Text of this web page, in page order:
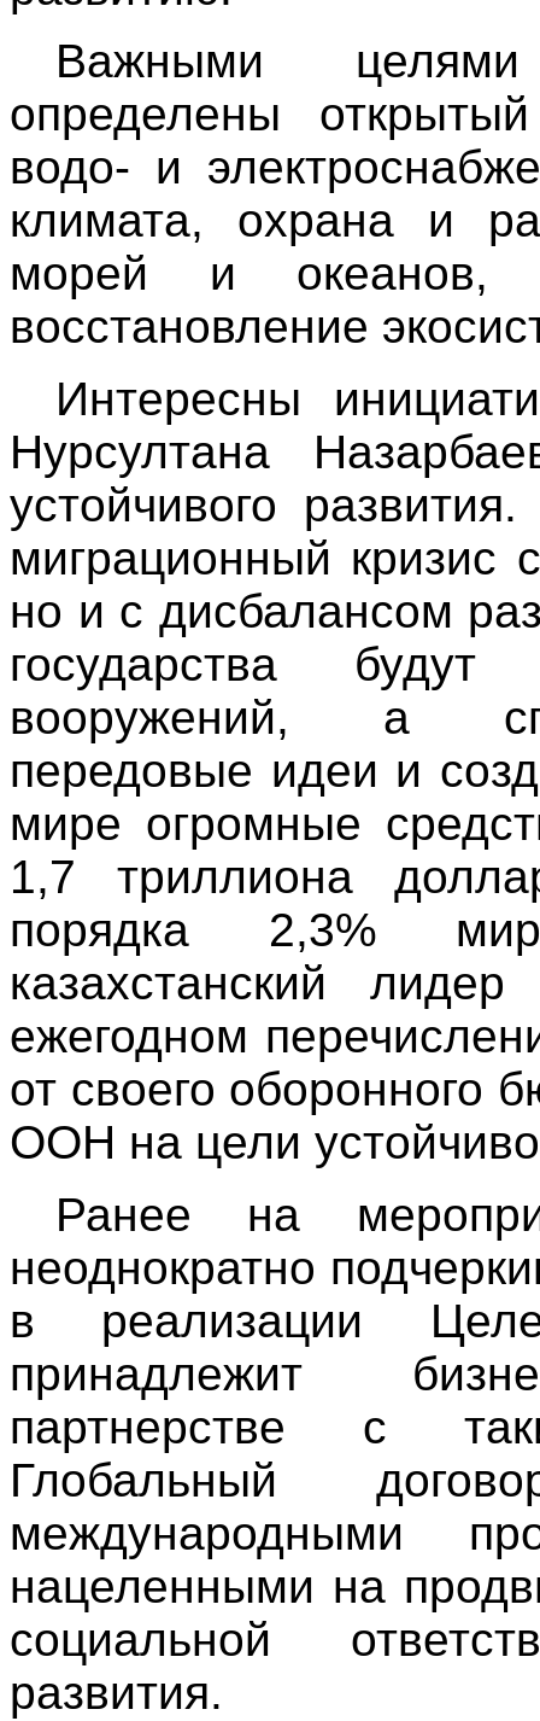
Важными целями
определены
водо- и
климата, охрана и
морей и океанов,
восстановление
Интересны
Нурсултана
устойчивого
миграционный кризис
но и с дисбалансом
государства
вооружений, а
передовые идеи и
мире огромные
1,7 триллиона
порядка 2,3%
казахстанский
ежегодном
от своего оборонного
ООН на цели
Ранее на
неоднократно
в реализации
принадлежит
партнерстве с
Глобальный
международными
нацеленными на
социальной
развития.